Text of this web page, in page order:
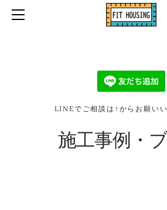
LINEでご相談は↑からお願いい
施工事例・
ホーム
施工事例・ブログ
会社情報
2026リフォーム補助